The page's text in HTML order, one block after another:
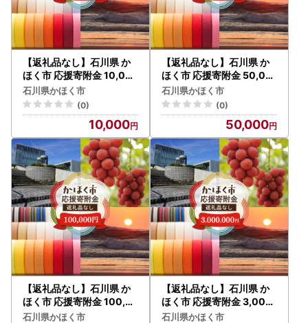
【返礼品なし】石川県 か
ほく市 応援寄附金 10,00
0円分 | 支援 純粋寄附
石川県かほく市
(0)
10,000
【返礼品なし】石川県 か
ほく市 応援寄附金 50,00
0円分 | 支援 純粋寄附
石川県かほく市
(0)
50,000
【返礼品なし】石川県 か
ほく市 応援寄附金 100,0
00円分 | 支援 純粋寄附
石川県かほく市
【返礼品なし】石川県 か
ほく市 応援寄附金 3,000,
000円分 | 支援 純粋寄附
石川県かほく市